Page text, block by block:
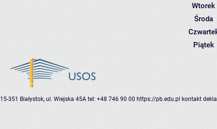
Wtorek
Środa
Piątek
15-351 Białystok, ul. Wiejska 45A tel: +48 746 90 00 https://pb.edu.pl kontakt